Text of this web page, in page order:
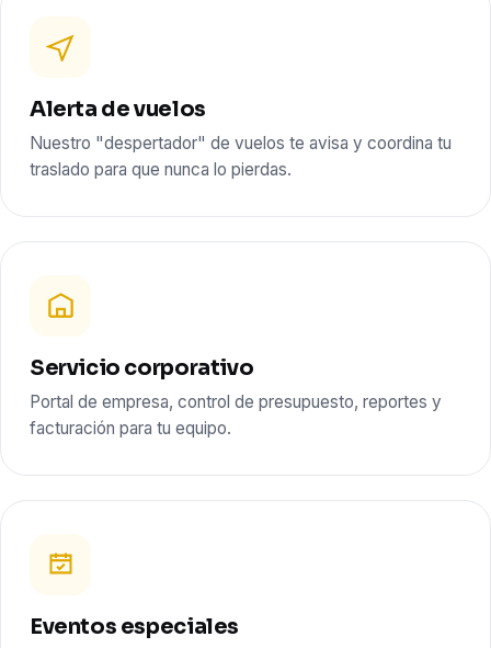
Alerta de vuelos
Nuestro "despertador" de vuelos te avisa y coordina tu
traslado para que nunca lo pierdas.
Servicio corporativo
Portal de empresa, control de presupuesto, reportes y
facturación para tu equipo.
Eventos especiales